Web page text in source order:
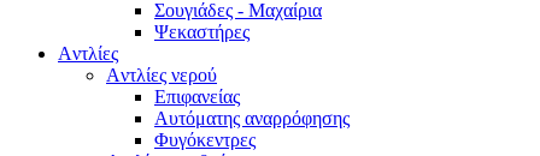
Σουγιάδες - Μαχαίρια
Ψεκαστήρες
Aντλίες
Aντλίες νερού
Επιφανείας
Αυτόματης αναρρόφησης
Φυγόκεντρες